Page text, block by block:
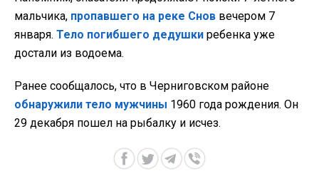
мальчика, пропавшего на реке Снов вечером 7
января. Тело погибшего дедушки ребенка уже
достали из водоема.
Ранее сообщалось, что в Черниговском районе
обнаружили тело мужчины 1960 года рождения. Он
29 декабря пошел на рыбалку и исчез.